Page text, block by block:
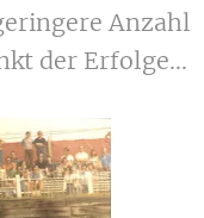
Anzahl
der Erfolge...